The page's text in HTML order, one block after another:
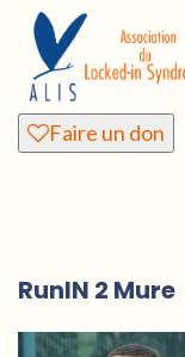
Faire un don
RunIN 2 Mure